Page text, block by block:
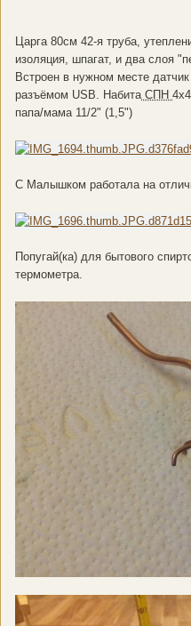
Царга 80см 42-я труба,
изоляция, шпагат, и два слоя
Встроен в нужном месте
разъёмом USB. НабитаСПН
папа/мама 11/2" (1,5")
С Малышком работала на
Попугай(ка) для бытового
термометра.